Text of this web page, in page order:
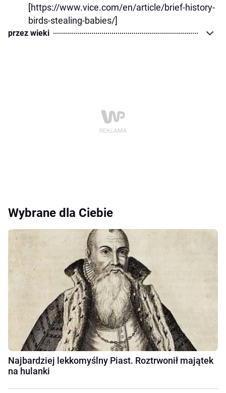
[https://www.vice.com/en/article/brief-history-
birds-stealing-babies/]
przez wieki
Wybrane dla Ciebie
Najbardziej lekkomyślny Piast. Roztrwonił majątek
na hulanki